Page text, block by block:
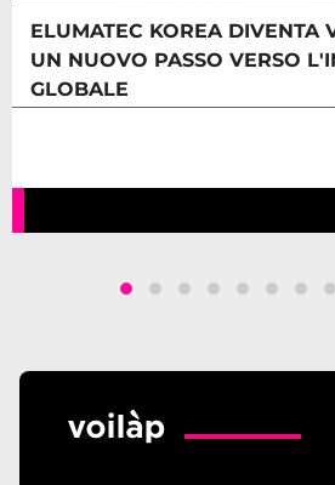
ELUMATEC KOREA DIVENTA
UN NUOVO PASSO VERSO
GLOBALE